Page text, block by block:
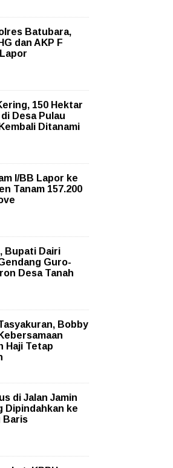
Batubara,
dan AKP F
150 Hektar
Desa Pulau
Ditanami
I/BB Lapor ke
Tanam 157.200
Bupati Dairi
Guro-
Desa Tanah
Bobby
Haji Tetap
di Jalan Jamin
Dipindahkan ke
Baris